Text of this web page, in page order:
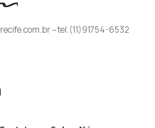
– tel.(11)91754-6532